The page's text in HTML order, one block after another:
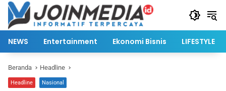
Langsung
konten
NEWS Entertainment Ekonomi Bisnis LIFESTYLE
Beranda Headline
Headline Nasional